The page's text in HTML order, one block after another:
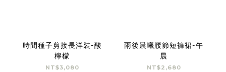
時間種子剪接長洋裝-酸
檸檬
NT$3,080
雨後晨曦腰節短褲裙-午
晨
NT$2,680